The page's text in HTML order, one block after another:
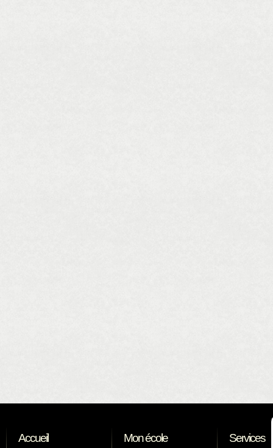
Accueil Mon école Services